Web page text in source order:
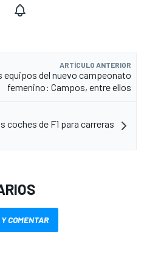
ARTÍCULO ANTERIOR
equipos del nuevo campeonato
femenino: Campos, entre ellos
coches de F1 para carreras
COMENTAR